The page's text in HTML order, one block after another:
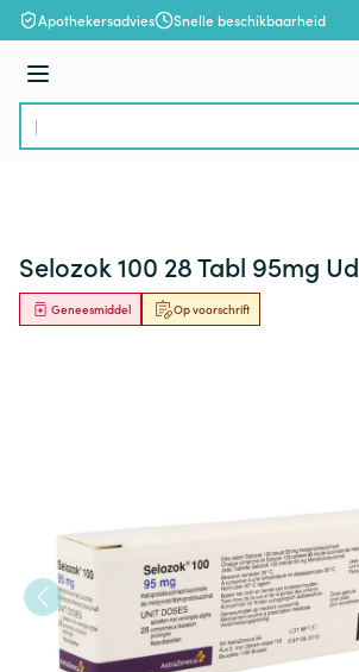
Ga naar de inhoud
Apothekersadvies Snelle beschikbaarheid
Menu
Product, merk, categorie...
Selozok 100 28 Tabl 95mg Ud
Op voorschrift
Geneesmiddel